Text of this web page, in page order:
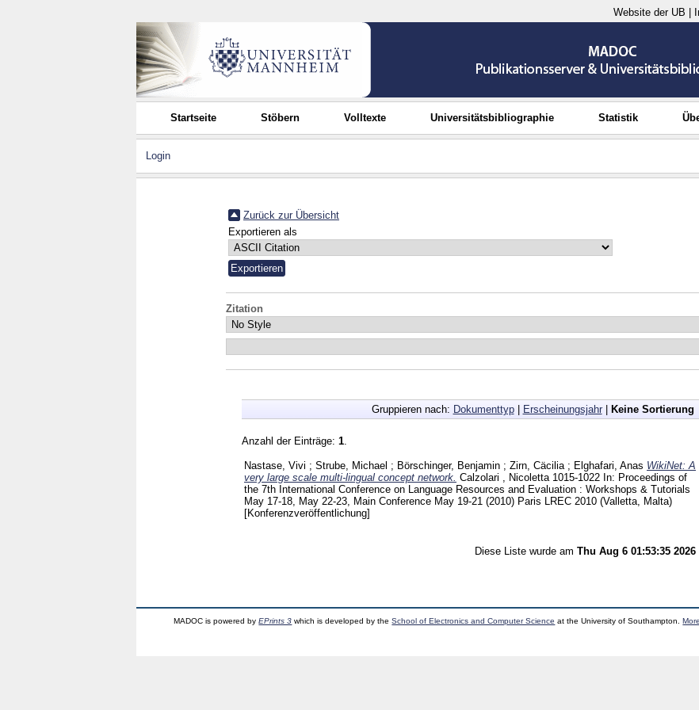
Website der UB
Startseite Stöbern Volltexte Universitätsbibliographie Statistik
Login
Zurück zur Übersicht
Exportieren als
Zitation
Gruppieren nach: Dokumenttyp| Erscheinungsjahr| Keine Sortierung
Anzahl der Einträge: 1
Nastase, Vivi ; Strube, Michael ; Börschinger, Benjamin ; Zirn, Cäcilia ; Elghafari, Anas WikiNet: A
very large scale multi-lingual concept network. Calzolari , Nicoletta 1015-1022 In: Proceedings of
the 7th International Conference on Language Resources and Evaluation : Workshops & Tutorials
May 17-18, May 22-23, Main Conference May 19-21 (2010) Paris
LREC 2010 (Valletta, Malta)
[Konferenzveröffentlichung]
Diese Liste wurde am Thu Aug 6 01:53:35 2026
MADOC is powered byEPrints 3 which is developed by theSchool of Electronics and Computer Science at the University of Southampton.